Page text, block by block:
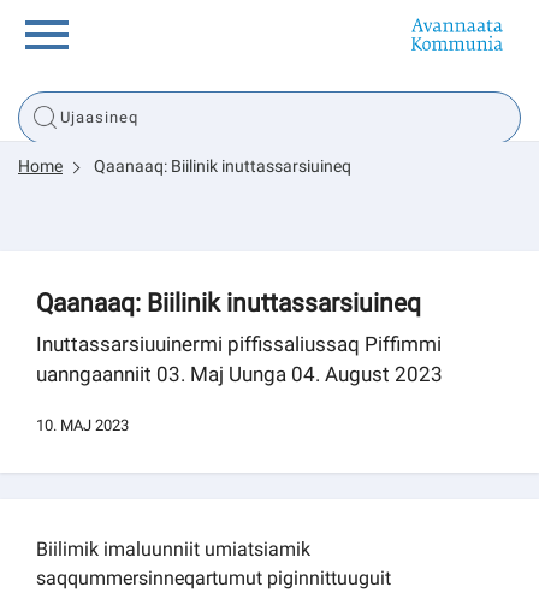
Innuttaasunut
Tassaarsuaq
Kommuni pillugu paasissutissat
Home Qaanaaq: Biilinik inuttassarsiuineq
Qaanaaq: Biilinik inuttassarsiuineq
Inuttassarsiuuinermi piffissaliussaq Piffimmi
uanngaanniit 03. Maj Uunga 04. August 2023
10. MAJ 2023
Biilimik imaluunniit umiatsiamik
saqqummersinneqartumut piginnittuuguit